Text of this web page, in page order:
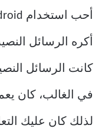
أكره الرسائل
لذلك كان عليك